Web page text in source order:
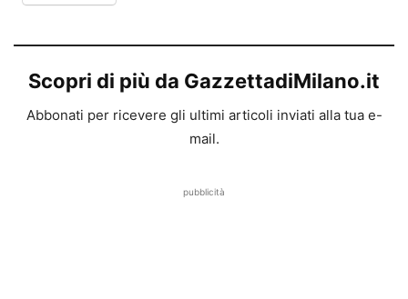
Scopri di più da GazzettadiMilano.it
Abbonati per ricevere gli ultimi articoli inviati alla tua e-
mail.
pubblicità